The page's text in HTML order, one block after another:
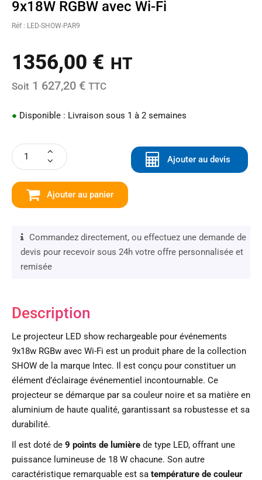
9x18W RGBW avec Wi-Fi
Réf : LED-SHOW-PAR9
1356,00 € HT
Soit 1 627,20 € TTC
● Disponible : Livraison sous 1 à 2 semaines
Ajouter au panier
Ajouter au devis
Commandez directement, ou effectuez une demande de
devis pour recevoir sous 24h votre offre personnalisée et
remisée
Description
Le projecteur LED show rechargeable pour événements
9x18w RGBw avec Wi-Fi est un produit phare de la collection
SHOW de la marque Intec. Il est conçu pour constituer un
élément d’éclairage événementiel incontournable. Ce
projecteur se démarque par sa couleur noire et sa matière en
aluminium de haute qualité, garantissant sa robustesse et sa
durabilité.
Il est doté de 9 points de lumière de type LED, offrant une
puissance lumineuse de 18 W chacune. Son autre
caractéristique remarquable est sa température de couleur